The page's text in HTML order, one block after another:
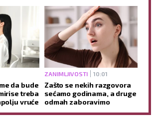
da bude
treba
vruće
ZANIMLJIVOSTI 10:01
Zašto se nekih razgovora
sećamo godinama, a druge
odmah zaboravimo